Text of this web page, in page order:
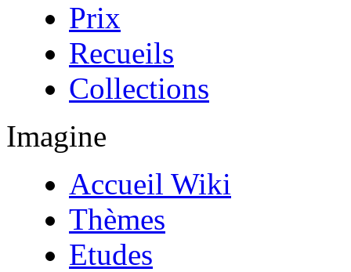
Prix
Recueils
Collections
Imagine
Accueil Wiki
Thèmes
Etudes